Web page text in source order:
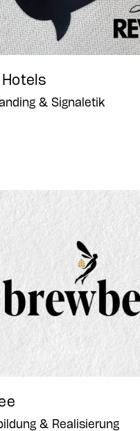
Hotels
& Signaletik
& Realisierung